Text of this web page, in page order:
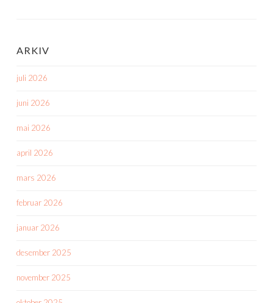
ARKIV
juli 2026
juni 2026
mai 2026
april 2026
mars 2026
februar 2026
januar 2026
desember 2025
november 2025